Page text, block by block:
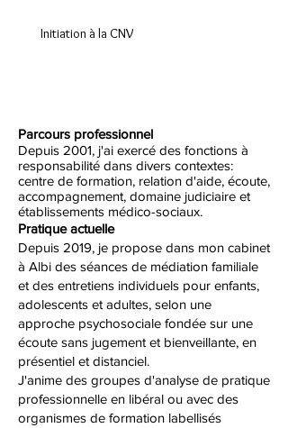
Initiation à la CNV
Parcours professionnel
Depuis 2001, j'ai exercé des fonctions à
responsabilité dans divers contextes:
centre de formation, relation d'aide, écoute,
accompagnement, domaine judiciaire et
établissements médico-sociaux.
Pratique actuelle
Depuis 2019, je propose dans mon cabinet
à Albi des séances de médiation familiale
et des entretiens individuels pour enfants,
adolescents et adultes, selon une
approche psychosociale fondée sur une
écoute sans jugement et bienveillante, en
présentiel et distanciel.
J'anime des groupes d'analyse de pratique
professionnelle en libéral ou avec des
organismes de formation labellisés